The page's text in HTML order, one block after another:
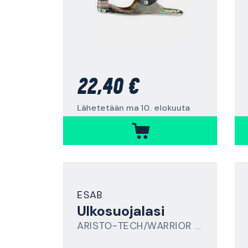
22,40 €
Lähetetään ma 10. elokuuta
ESAB
Ulkosuojalasi
ARISTO-TECH/WARRIOR TECH 0700000010